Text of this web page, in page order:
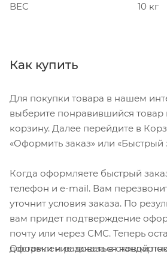
ВЕС
10 кг
Как купить
Для покупки товара в нашем
выберите понравившийся товар
корзину. Далее перейдите в
«Оформить заказ» или «Быстрый
Когда оформляете быстрый
телефон и e-mail. Вам
уточнит условия заказа. По
вам придет подтверждение
почту или через СМС. Теперь
доставки и радоваться новой
Оформление заказа в